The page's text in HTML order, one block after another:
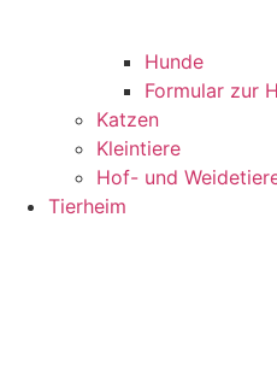
Hunde
Formular zur
Katzen
Kleintiere
Hof- und
Tierheim